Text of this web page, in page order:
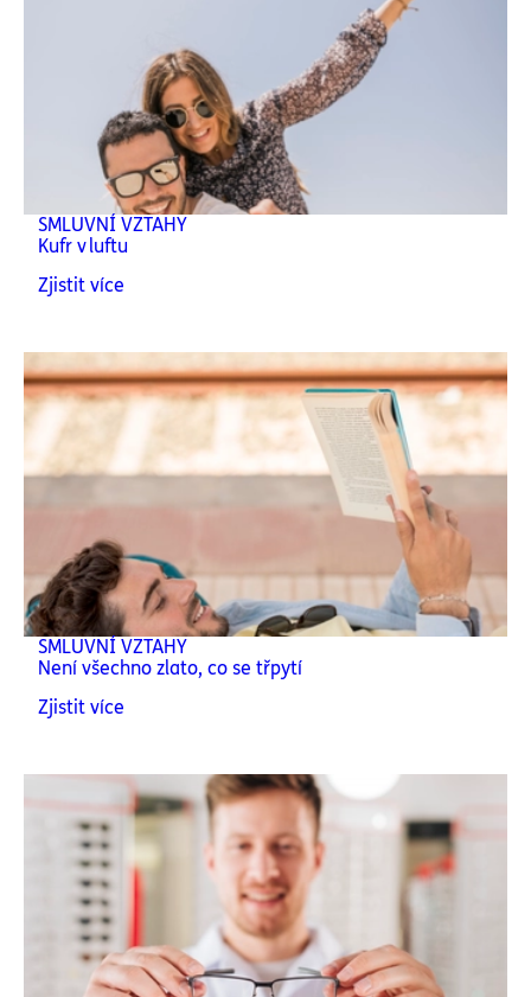
SMLUVNÍ VZTAHY
Kufr v luftu
Zjistit více
SMLUVNÍ VZTAHY
Není všechno zlato, co se třpytí
Zjistit více